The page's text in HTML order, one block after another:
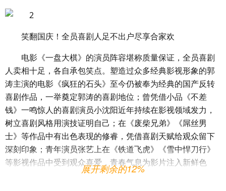
笑翻国庆！全员喜剧人足不出户尽享合家欢
电影《一盘大棋》的演员阵容堪称质量保证，全员喜剧
人卖相十足，各自承包笑点。塑造过众多经典影视形象的郭
涛主演的电影《疯狂的石头》至今仍被奉为经典的国产反转
喜剧作品，一举奠定郭涛的喜剧地位；曾凭借小品《不差
钱》一鸣惊人的喜剧演员小沈阳近年持续在影视领域发力，
树立喜剧风格用演技证明自己；在《废柴兄弟》《屌丝男
士》等作品中有出色表现的修睿，凭借喜剧天赋给观众留下
深刻印象；青年演员张艺上在《铁道飞虎》《雪中悍刀行》
等影视作品中受到观众喜爱，青春气息为影片注入新鲜色
彩。此外更有《武林外传》搞笑担当“老邢”范明与“秀才”喻恩
展开剩余的12%